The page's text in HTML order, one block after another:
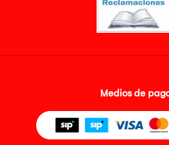
Medios de